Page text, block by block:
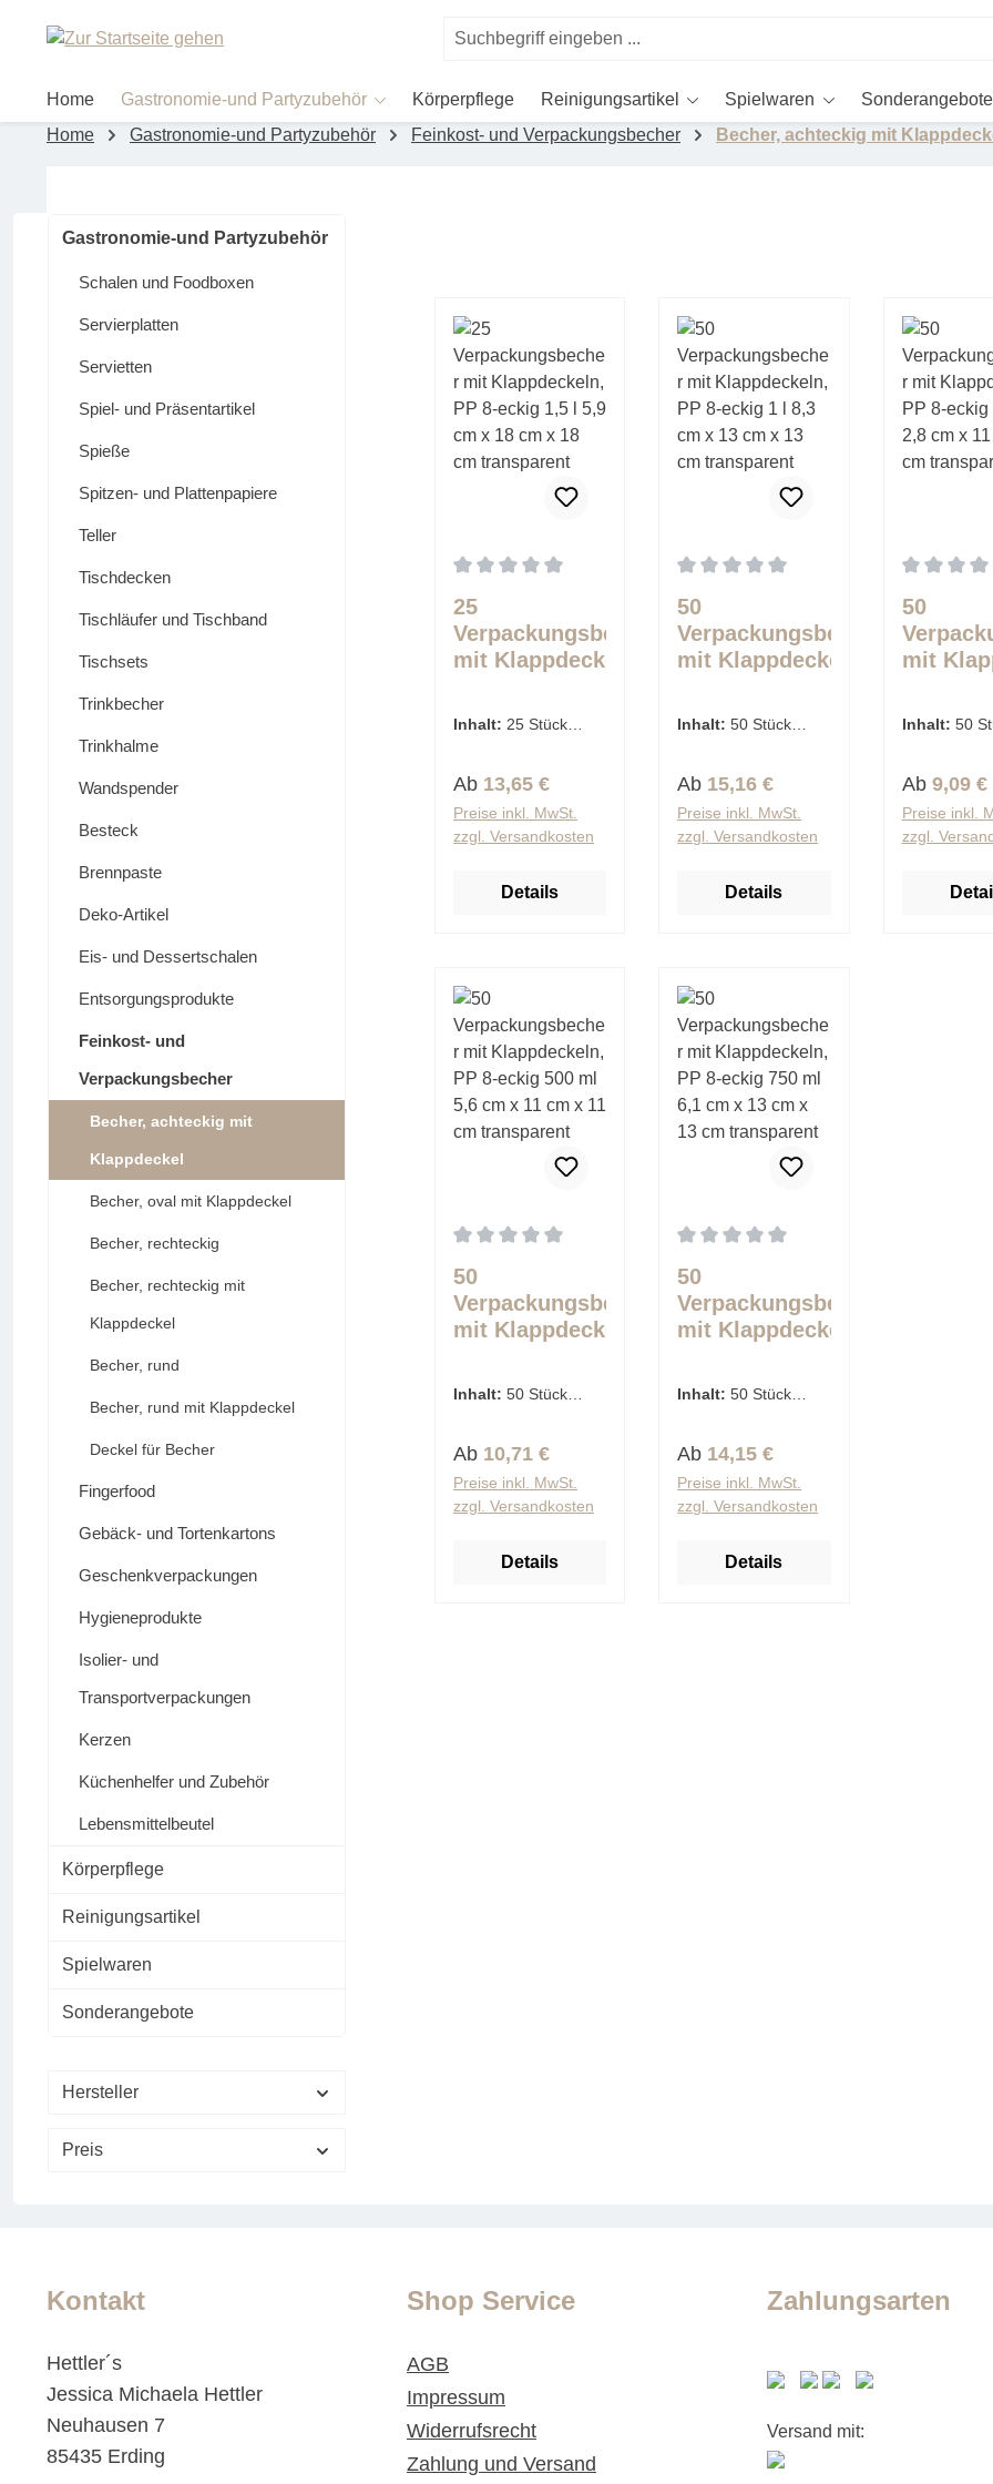
Hauptinhalt springen
Zur Suche springen
Home Gastronomie-und Partyzubehör Körperpflege Reinigungsartikel Spielwaren
Sonderangebote
Home
Gastronomie-und Partyzubehör Feinkost- und Verpackungsbecher Becher, achteckig mit
Gastronomie-und Partyzubehör
Schalen und Foodboxen
Servierplatten
Servietten
Spiel- und Präsentartikel
Spieße
Spitzen- und Plattenpapiere
Teller
Tischdecken
Tischläufer und Tischband
Tischsets
Trinkbecher
Trinkhalme
Wandspender
Besteck
Brennpaste
Deko-Artikel
Eis- und Dessertschalen
Entsorgungsprodukte
Feinkost- und
Verpackungsbecher
Becher, achteckig mit
Klappdeckel
Becher, oval mit Klappdeckel
Becher, rechteckig
Becher, rechteckig mit
Klappdeckel
Becher, rund
Becher, rund mit Klappdeckel
Deckel für Becher
Fingerfood
Gebäck- und Tortenkartons
Geschenkverpackungen
Hygieneprodukte
Isolier- und
Transportverpackungen
Kerzen
Küchenhelfer und Zubehör
Lebensmittelbeutel
Körperpflege
Reinigungsartikel
Spielwaren
Sonderangebote
Hersteller
Preis
25
Verpackungsbecher
mit Klappdeckeln,
cm x 18 cm x 18
Inhalt: 25 Stück
Regulärer Preis:
Ab 13,65 €
Preise inkl. MwSt.
zzgl. Versandkosten
Details
50
Verpackungsbecher
mit Klappdeckeln,
cm x 13 cm x 13
Inhalt:50 Stück
Regulärer Preis:
Ab 15,16 €
Preise inkl. MwSt.
zzgl. Versandkosten
Details
50
mit
2,8 cm x
Inhalt: 50
Regulärer
Ab 9,09 €
Preise inkl.
zzgl.
50
Verpackungsbecher
mit Klappdeckeln,
5,6 cm x 11 cm x 11
Inhalt: 50 Stück
Regulärer Preis:
Ab 10,71 €
Preise inkl. MwSt.
zzgl. Versandkosten
Details
50
Verpackungsbecher
mit Klappdeckeln,
6,1 cm x 13 cm x 13
Inhalt:50 Stück
Regulärer Preis:
Ab 14,15 €
Preise inkl. MwSt.
zzgl. Versandkosten
Details
Kontakt
Hettler´s
Jessica Michaela Hettler
Neuhausen 7
85435 Erding
Shop Service
AGB
Impressum
Widerrufsrecht
Zahlung und Versand
Zahlungsarten
Versand mit: